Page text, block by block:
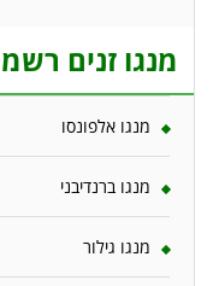
מנגו זנים
מנגו אלפונסו
מנגו ברנדיבני
מנגו גילור